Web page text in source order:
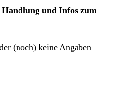
und Infos zum
(noch) keine Angaben